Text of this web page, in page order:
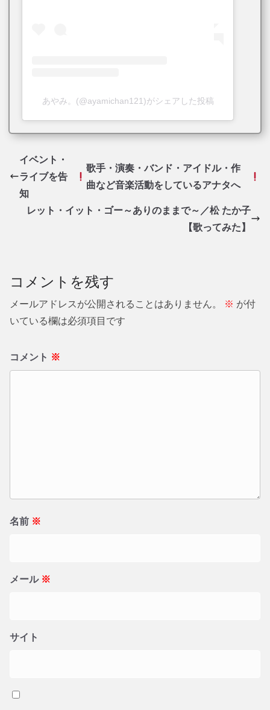
あやみ。(@ayamichan121)がシェアした投稿
イベント・
ライブを告
知
歌手・演奏・バンド・アイドル・作
曲など音楽活動をしているアナタへ
レット・イット・ゴー～ありのままで～／松 たか子
【歌ってみた】
コメントを残す
メールアドレスが公開されることはありません。 ※ が付
いている欄は必須項目です
コメント ※
名前 ※
メール ※
サイト